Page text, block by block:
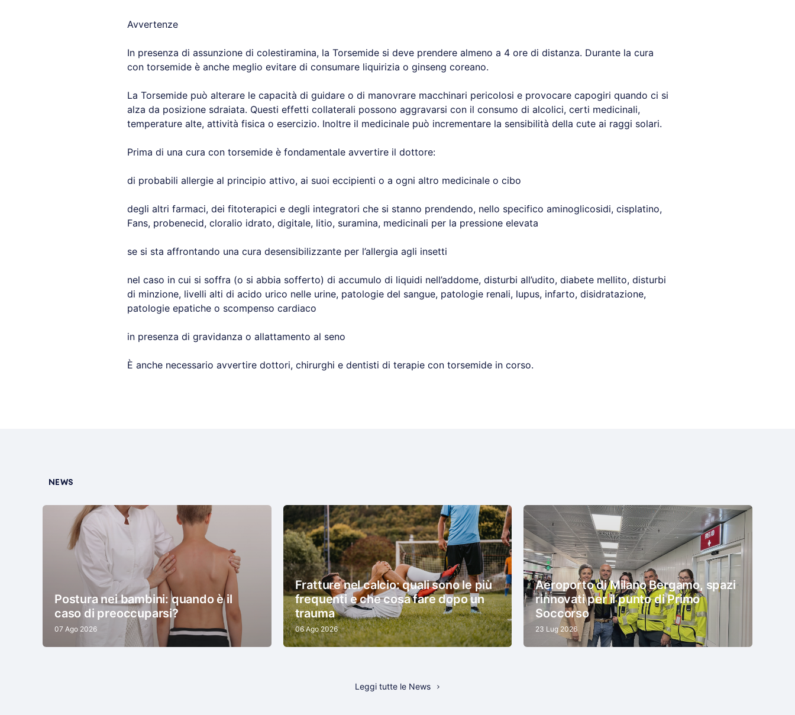
Avvertenze
In presenza di assunzione di colestiramina, la Torsemide si deve prendere almeno a 4 ore di distanza. Durante la cura
con torsemide è anche meglio evitare di consumare liquirizia o ginseng coreano.
La Torsemide può alterare le capacità di guidare o di manovrare macchinari pericolosi e provocare capogiri quando ci si
alza da posizione sdraiata. Questi effetti collaterali possono aggravarsi con il consumo di alcolici, certi medicinali,
temperature alte, attività fisica o esercizio. Inoltre il medicinale può incrementare la sensibilità della cute ai raggi solari.
Prima di una cura con torsemide è fondamentale avvertire il dottore:
di probabili allergie al principio attivo, ai suoi eccipienti o a ogni altro medicinale o cibo
degli altri farmaci, dei fitoterapici e degli integratori che si stanno prendendo, nello specifico aminoglicosidi, cisplatino,
Fans, probenecid, cloralio idrato, digitale, litio, suramina, medicinali per la pressione elevata
se si sta affrontando una cura desensibilizzante per l’allergia agli insetti
nel caso in cui si soffra (o si abbia sofferto) di accumulo di liquidi nell’addome, disturbi all’udito, diabete mellito, disturbi
di minzione, livelli alti di acido urico nelle urine, patologie del sangue, patologie renali, lupus, infarto, disidratazione,
patologie epatiche o scompenso cardiaco
in presenza di gravidanza o allattamento al seno
È anche necessario avvertire dottori, chirurghi e dentisti di terapie con torsemide in corso.
NEWS
Postura nei bambini: quando è il
caso di preoccuparsi?
07 Ago 2026
Fratture nel calcio: quali sono le più
frequenti e che cosa fare dopo un
trauma
06 Ago 2026
Aeroporto di Milano Bergamo, spazi
rinnovati per il punto di Primo
Soccorso
23 Lug 2026
Leggi tutte le News